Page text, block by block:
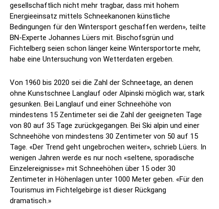
gesellschaftlich nicht mehr tragbar, dass mit hohem
Energieeinsatz mittels Schneekanonen künstliche
Bedingungen für den Wintersport geschaffen werden», teilte
BN-Experte Johannes Lüers mit. Bischofsgrün und
Fichtelberg seien schon länger keine Wintersportorte mehr,
habe eine Untersuchung von Wetterdaten ergeben.
Von 1960 bis 2020 sei die Zahl der Schneetage, an denen
ohne Kunstschnee Langlauf oder Alpinski möglich war, stark
gesunken. Bei Langlauf und einer Schneehöhe von
mindestens 15 Zentimeter sei die Zahl der geeigneten Tage
von 80 auf 35 Tage zurückgegangen. Bei Ski alpin und einer
Schneehöhe von mindestens 30 Zentimeter von 50 auf 15
Tage. «Der Trend geht ungebrochen weiter», schrieb Lüers. In
wenigen Jahren werde es nur noch «seltene, sporadische
Einzelereignisse» mit Schneehöhen über 15 oder 30
Zentimeter in Höhenlagen unter 1000 Meter geben. «Für den
Tourismus im Fichtelgebirge ist dieser Rückgang
dramatisch.»